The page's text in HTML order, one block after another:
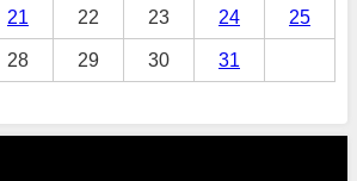
21 22 23 24 25
28 29 30
31